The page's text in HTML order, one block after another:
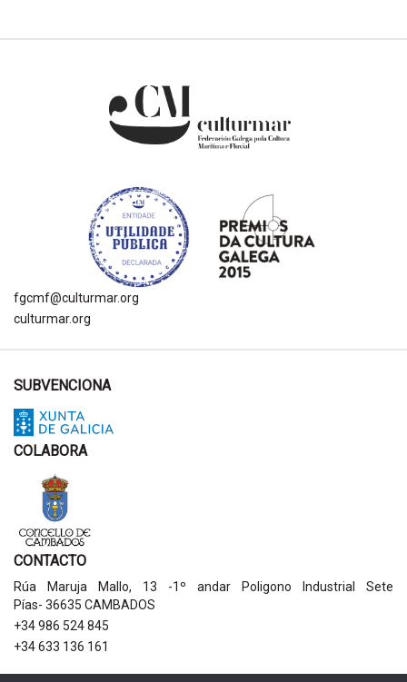
fgcmf@culturmar.org
culturmar.org
SUBVENCIONA
COLABORA
CONTACTO
Rúa Maruja Mallo, 13 -1º andar Poligono Industrial Sete
Pías- 36635 CAMBADOS
+34 986 524 845
+34 633 136 161